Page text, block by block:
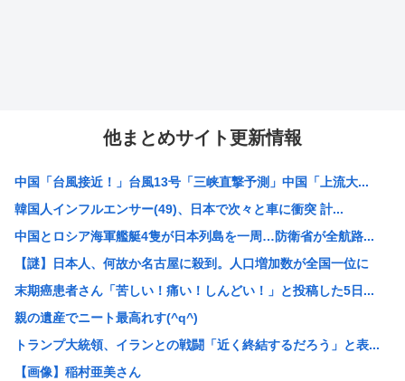
他まとめサイト更新情報
中国「台風接近！」台風13号「三峡直撃予測」中国「上流大...
韓国人インフルエンサー(49)、日本で次々と車に衝突 計...
中国とロシア海軍艦艇4隻が日本列島を一周…防衛省が全航路...
【謎】日本人、何故か名古屋に殺到。人口増加数が全国一位に
末期癌患者さん「苦しい！痛い！しんどい！」と投稿した5日...
親の遺産でニート最高れす(^q^)
トランプ大統領、イランとの戦闘「近く終結するだろう」と表...
【画像】稲村亜美さん